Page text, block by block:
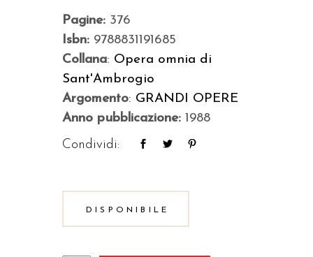
Pagine: 376
Isbn: 9788831191685
Collana: Opera omnia di
Sant'Ambrogio
Argomento: GRANDI OPERE
Anno pubblicazione: 1988
Condividi:
DISPONIBILE